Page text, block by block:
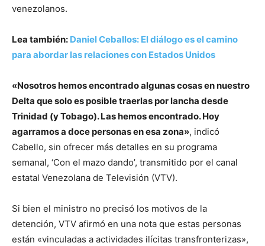
venezolanos.
Lea también: Daniel Ceballos: El diálogo es el camino
para abordar las relaciones con Estados Unidos
«Nosotros hemos encontrado algunas cosas en nuestro
Delta que solo es posible traerlas por lancha desde
Trinidad (y Tobago). Las hemos encontrado. Hoy
agarramos a doce personas en esa zona», indicó
Cabello, sin ofrecer más detalles en su programa
semanal, ‘Con el mazo dando’, transmitido por el canal
estatal Venezolana de Televisión (VTV).
Si bien el ministro no precisó los motivos de la
detención, VTV afirmó en una nota que estas personas
están «vinculadas a actividades ilícitas transfronterizas»,